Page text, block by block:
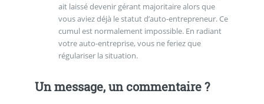
ait laissé devenir gérant majoritaire alors que
vous aviez déjà le statut d’auto-entrepreneur. Ce
cumul est normalement impossible. En radiant
votre auto-entreprise, vous ne feriez que
régulariser la situation.
Un message, un commentaire ?